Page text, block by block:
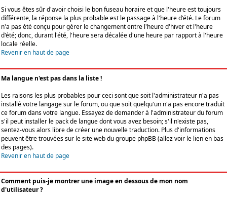
Si vous êtes sûr d'avoir choisi le bon fuseau horaire et que l'heure est toujours
différente, la réponse la plus probable est le passage à l'heure d'été. Le forum
n'a pas été conçu pour gérer le changement entre l'heure d'hiver et l'heure
d'été; donc, durant l'été, l'heure sera décalée d'une heure par rapport à l'heure
locale réelle.
Revenir en haut de page
Ma langue n'est pas dans la liste !
Les raisons les plus probables pour ceci sont que soit l'administrateur n'a pas
installé votre langage sur le forum, ou que soit quelqu'un n'a pas encore traduit
ce forum dans votre langue. Essayez de demander à l'administrateur du forum
s'il peut installer le pack de langue dont vous avez besoin; s'il n'existe pas,
sentez-vous alors libre de créer une nouvelle traduction. Plus d'informations
peuvent être trouvées sur le site web du groupe phpBB (allez voir le lien en bas
des pages).
Revenir en haut de page
Comment puis-je montrer une image en dessous de mon nom
d'utilisateur ?